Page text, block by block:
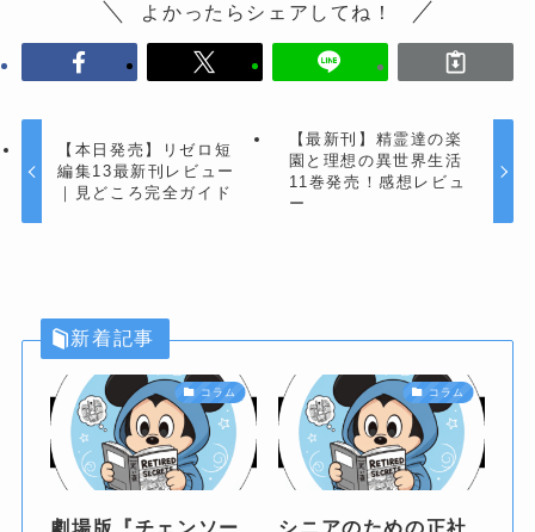
よかったらシェアしてね！
【本日発売】リゼロ短
編集13最新刊レビュー
｜見どころ完全ガイド
【最新刊】精霊達の楽
園と理想の異世界生活
11巻発売！感想レビュ
ー
新着記事
コラム
劇場版『チェンソー
コラム
シニアのための正社